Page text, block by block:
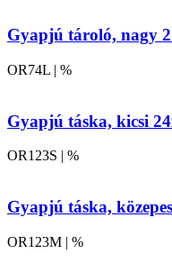
Gyapjú tároló, nagy
OR74L | %
Gyapjú táska, kicsi
OR123S | %
Gyapjú táska,
OR123M | %